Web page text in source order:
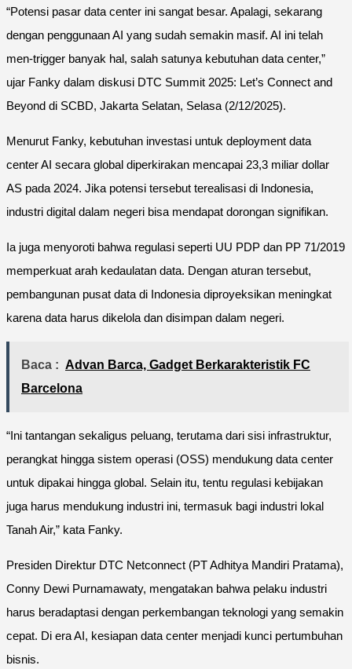
“Potensi pasar data center ini sangat besar. Apalagi, sekarang
dengan penggunaan AI yang sudah semakin masif. AI ini telah
men-trigger banyak hal, salah satunya kebutuhan data center,”
ujar Fanky dalam diskusi DTC Summit 2025: Let’s Connect and
Beyond di SCBD, Jakarta Selatan, Selasa (2/12/2025).
Menurut Fanky, kebutuhan investasi untuk deployment data
center AI secara global diperkirakan mencapai 23,3 miliar dollar
AS pada 2024. Jika potensi tersebut terealisasi di Indonesia,
industri digital dalam negeri bisa mendapat dorongan signifikan.
Ia juga menyoroti bahwa regulasi seperti UU PDP dan PP 71/2019
memperkuat arah kedaulatan data. Dengan aturan tersebut,
pembangunan pusat data di Indonesia diproyeksikan meningkat
karena data harus dikelola dan disimpan dalam negeri.
Baca : Advan Barca, Gadget Berkarakteristik FC
Barcelona
“Ini tantangan sekaligus peluang, terutama dari sisi infrastruktur,
perangkat hingga sistem operasi (OSS) mendukung data center
untuk dipakai hingga global. Selain itu, tentu regulasi kebijakan
juga harus mendukung industri ini, termasuk bagi industri lokal
Tanah Air,” kata Fanky.
Presiden Direktur DTC Netconnect (PT Adhitya Mandiri Pratama),
Conny Dewi Purnamawaty, mengatakan bahwa pelaku industri
harus beradaptasi dengan perkembangan teknologi yang semakin
cepat. Di era AI, kesiapan data center menjadi kunci pertumbuhan
bisnis.